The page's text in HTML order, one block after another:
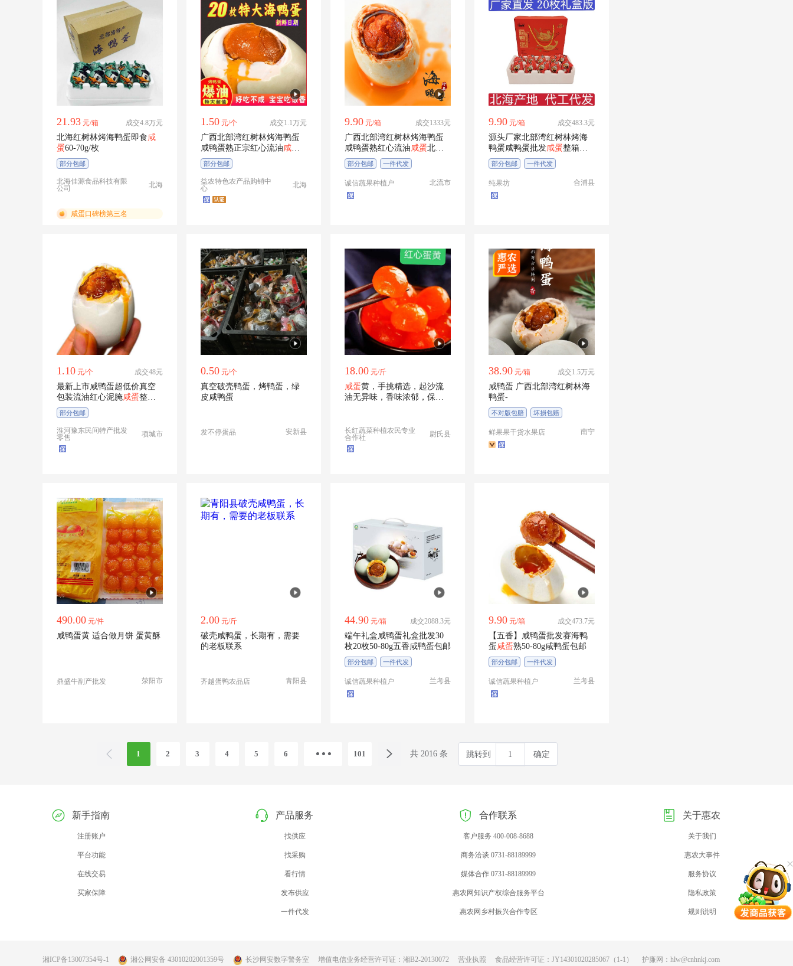
21.93 元/箱 成交4.8万元
北海红树林烤海鸭蛋即食咸
蛋60-70g/枚
部分包邮
北海佳源食品科技有限
公司
北海
咸蛋口碑榜第三名
1.50 元/个 成交1.1万元
广西北部湾红树林烤海鸭蛋
咸鸭蛋熟正宗红心流油咸蛋
北海特产批发
部分包邮
益农特色农产品购销中
心
北海
9.90 元/箱 成交1333元
广西北部湾红树林烤海鸭蛋
咸鸭蛋熟红心流油咸蛋北海
特产包邮
部分包邮 一件代发
诚信蔬果种植户 北流市
9.90 元/箱 成交483.3元
源头厂家北部湾红树林烤海
鸭蛋咸鸭蛋批发咸蛋整箱广
西特产
部分包邮 一件代发
纯果坊 合浦县
1.10 元/个 成交48元
最新上市咸鸭蛋超低价真空
包装流油红心泥腌咸蛋整箱
批发零售
部分包邮
淮河豫东民间特产批发
零售
项城市
0.50 元/个
真空破壳鸭蛋，烤鸭蛋，绿
皮咸鸭蛋
发不停蛋品 安新县
18.00 元/斤
咸蛋黄，手挑精选，起沙流
油无异味，香味浓郁，保证
长红蔬菜种植农民专业
合作社
尉氏县
38.90 元/箱 成交1.5万元
咸鸭蛋 广西北部湾红树林海
鸭蛋-
不对版包赔
坏损包赔
鲜果果干货水果店 南宁
490.00 元/件
咸鸭蛋黄 适合做月饼 蛋黄酥
鼎盛牛副产批发 荥阳市
2.00 元/斤
破壳咸鸭蛋，长期有，需要
的老板联系
齐越蛋鸭农品店 青阳县
44.90 元/箱 成交2088.3元
端午礼盒咸鸭蛋礼盒批发30
枚20枚50-80g五香咸鸭蛋包邮
部分包邮 一件代发
诚信蔬果种植户 兰考县
9.90 元/箱 成交473.7元
【五香】咸鸭蛋批发赛海鸭
蛋咸蛋熟50-80g咸鸭蛋包邮
部分包邮 一件代发
诚信蔬果种植户 兰考县
1 2 3 4 5 6 101 共 2016 条 跳转到 确定
新手指南
注册账户
平台功能
在线交易
买家保障
产品服务
找供应
找采购
看行情
发布供应
一件代发
合作联系
客户服务 400-008-8688
商务洽谈 0731-88189999
媒体合作 0731-88189999
惠农网知识产权综合服务平台
惠农网乡村振兴合作专区
关于惠农
关于我们
惠农大事件
服务协议
隐私政策
规则说明
湘ICP备13007354号-1 湘公网安备 43010202001359号 长沙网安数字警务室 增值电信业务经营许可证：湘B2-20130072 营业执照 食品经营许可证：JY14301020285067（1-1） 护廉网：hlw@cnhnkj.com